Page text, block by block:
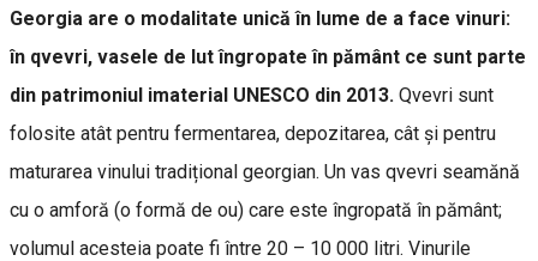
Georgia are o modalitate unică în lume de a face vinuri:
în qvevri, vasele de lut îngropate în pământ ce sunt parte
din patrimoniul imaterial UNESCO din 2013. Qvevri sunt
folosite atât pentru fermentarea, depozitarea, cât și pentru
maturarea vinului tradițional georgian. Un vas qvevri seamănă
cu o amforă (o formă de ou) care este îngropată în pământ;
volumul acesteia poate fi între 20 – 10 000 litri. Vinurile